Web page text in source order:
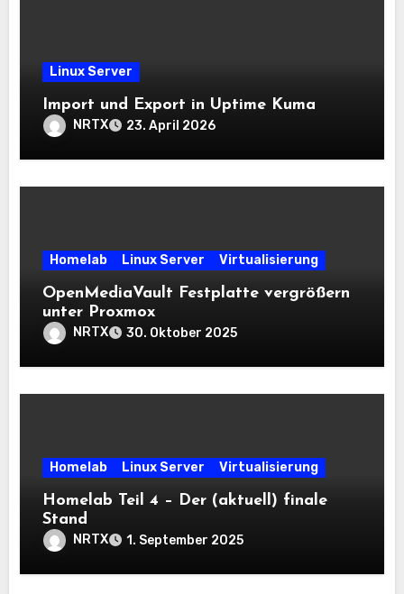
Linux Server
Import und Export in Uptime Kuma
NRTX 23. April 2026
Homelab Linux Server Virtualisierung
OpenMediaVault Festplatte vergrößern
unter Proxmox
NRTX 30. Oktober 2025
Homelab Linux Server Virtualisierung
Homelab Teil 4 – Der (aktuell) finale
Stand
NRTX 1. September 2025